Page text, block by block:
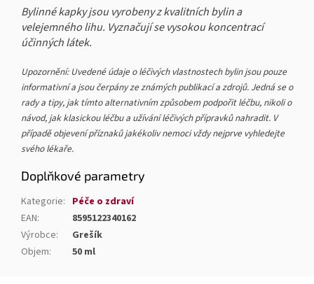
Bylinné kapky jsou vyrobeny z kvalitních bylin a
velejemného lihu. Vyznačují se vysokou koncentrací
účinných látek.
Upozornění: Uvedené údaje o léčivých vlastnostech bylin jsou pouze
informativní a jsou čerpány ze známých publikací a zdrojů. Jedná se o
rady a tipy, jak tímto alternativním způsobem podpořit léčbu, nikoli o
návod, jak klasickou léčbu a užívání léčivých přípravků nahradit. V
případě objevení příznaků jakékoliv nemoci vždy nejprve vyhledejte
svého lékaře.
Doplňkové parametry
Kategorie: Péče o zdraví
EAN:
8595122340162
Výrobce:
Grešík
Objem: 50 ml